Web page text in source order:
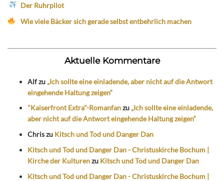
Der Ruhrpilot
Wie viele Bäcker sich gerade selbst entbehrlich machen
Aktuelle Kommentare
Alfzu „Ich sollte eine einladende, aber nicht auf die Antwort
eingehende Haltung zeigen“
"Kaiserfront Extra"-Romanfanzu „Ich sollte eine einladende,
aber nicht auf die Antwort eingehende Haltung zeigen“
Chriszu Kitsch und Tod und Danger Dan
Kitsch und Tod und Danger Dan - Christuskirche Bochum |
Kirche der Kulturenzu Kitsch und Tod und Danger Dan
Kitsch und Tod und Danger Dan - Christuskirche Bochum |